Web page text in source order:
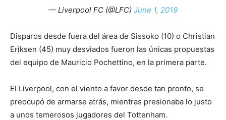
— Liverpool FC (@LFC) June 1, 2019
Disparos desde fuera del área de Sissoko (10) o Christian
Eriksen (45) muy desviados fueron las únicas propuestas
del equipo de Mauricio Pochettino, en la primera parte.
El Liverpool, con el viento a favor desde tan pronto, se
preocupó de armarse atrás, mientras presionaba lo justo
a unos temerosos jugadores del Tottenham.